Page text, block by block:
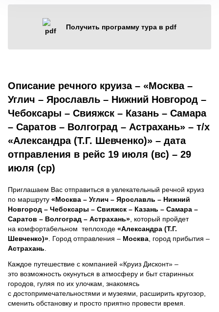
Получить программу тура в pdf
Описание речного круиза – «Москва –
Углич – Ярославль – Нижний Новгород –
Чебоксары – Свияжск – Казань – Самара
– Саратов – Волгоград – Астрахань» – т/х
«Александра (Т.Г. Шевченко)» – дата
отправления в рейс 19 июля (вс) – 29
июля (ср)
Приглашаем Вас отправиться в увлекательный речной круиз
по маршруту «Москва – Углич – Ярославль – Нижний
Новгород – Чебоксары – Свияжск – Казань – Самара –
Саратов – Волгоград – Астрахань» , который пройдет
на комфортабельном теплоходе «Александра (Т.Г.
Шевченко)» . Город отправления – Москва , город прибытия –
Астрахань
Каждое путешествие с компанией «Круиз Дисконт» –
это возможность окунуться в атмосферу и быт старинных
городов, гуляя по их улочкам, знакомясь
с достопримечательностями и музеями, расширить кругозор,
сменить обстановку и просто приятно провести время.